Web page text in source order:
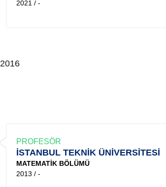
2021 / -
2016
PROFESÖR
İSTANBUL TEKNİK ÜNİVERSİTESİ
MATEMATİK BÖLÜMÜ
2013 / -